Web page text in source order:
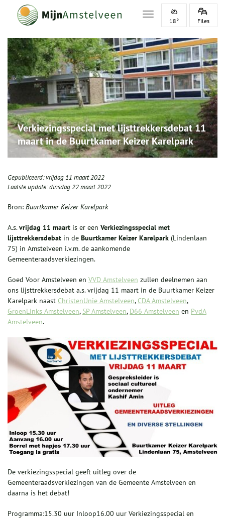
Toggle navigation
18° Files
Verkiezingsspecial met lijsttrekkersdebat 11
maart in de Buurtkamer Keizer Karelpark
Gepubliceerd:vrijdag 11 maart 2022
Laatste update:dinsdag 22 maart 2022
Bron: Buurtkamer Keizer Karelpark
A.s.vrijdag 11 maart is er een Verkiezingsspecial met
lijsttrekkersdebat in de Buurtkamer Keizer Karelpark (Lindenlaan
75) in Amstelveen i.v.m. de aankomende
Gemeenteraadsverkiezingen.
Goed Voor Amstelveen en VVD Amstelveen zullen deelnemen aan
ons lijsttrekkersdebat a.s. vrijdag 11 maart in de Buurtkamer Keizer
Karelpark naast ChristenUnie Amstelveen, CDA Amstelveen,
GroenLinks Amstelveen, SP Amstelveen, D66 Amstelveen en PvdA
Amstelveen.
De verkiezingsspecial geeft uitleg over de
Gemeenteraadsverkiezingen van de Gemeente Amstelveen en
daarna is het debat!
Programma:15.30 uur Inloop16.00 uur Verkiezingsspecial en